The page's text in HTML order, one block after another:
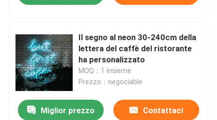
Prodotti
Circa noi
Giro della fabbrica
Il segno al neon 30-240cm della
lettera del caffè del ristorante
ha personalizzato
MOQ：1 insieme
Prezzo：negociable
Miglior prezzo Contattaci